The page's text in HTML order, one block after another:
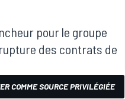
pour le groupe
des contrats de
COMME SOURCE PRIVILÉGIÉE